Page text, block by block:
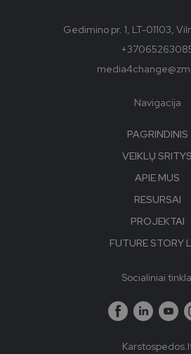
Gedimino pr. 1, LT-01103,
Navigacija
PAGRINDINIS
VEIKLŲ SRITYS
APIE MUS
RESURSAI
PROJEKTAI
FUTURE STORY
Socialiniai